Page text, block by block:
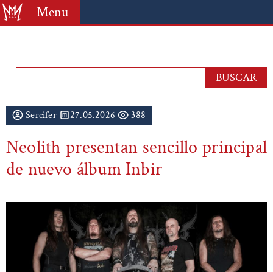
Menu
Sercifer 27.05.2026 388
Neolith presentan sencillo principal
de nuevo álbum Inbir